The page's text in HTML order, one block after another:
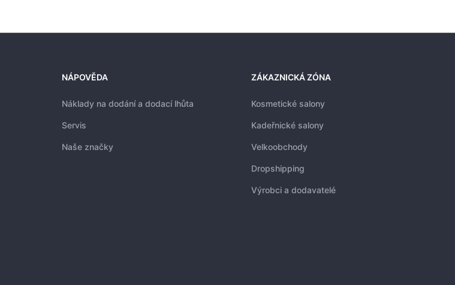
NÁPOVĚDA
Náklady na dodání a dodací lhůta
Servis
Naše značky
ZÁKAZNICKÁ ZÓNA
Kosmetické salony
Kadeřnické salony
Velkoobchody
Dropshipping
Výrobci a dodavatelé